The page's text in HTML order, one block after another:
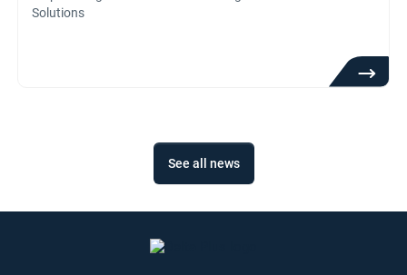
Solutions
See all news